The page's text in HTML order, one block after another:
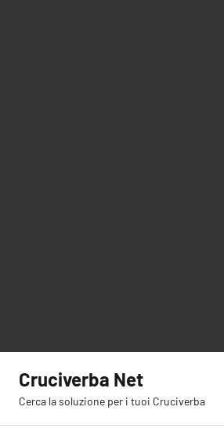
contenuto
Cruciverba Net
Cerca la soluzione per i tuoi Cruciverba